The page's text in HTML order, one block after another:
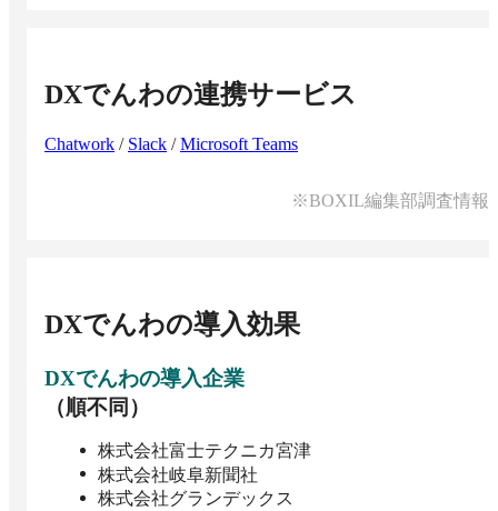
DXでんわの連携サービス
Chatwork / Slack /Microsoft Teams
※BOXIL編集部調査情報
DXでんわの導入効果
DXでんわの導入企業
（順不同）
株式会社富士テクニカ宮津
株式会社岐阜新聞社
株式会社グランデックス